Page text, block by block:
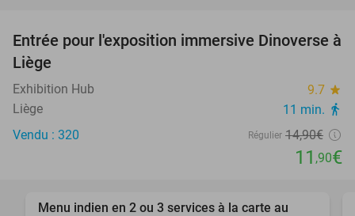
20%
Entrée pour l'exposition immersive Dinoverse à
Liège
Exhibition Hub 9.7 star
Liège 11 min. directions_walk
Vendu : 320 Régulier 14,90€
11 ,90€
favorite_border
Menu indien en 2 ou 3 services à la carte au